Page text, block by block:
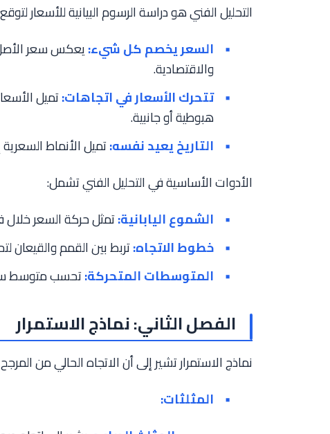
التحليل الفني هو دراسة الرسوم البيانية للأسعار
السعر يخصم كل شيء:يعكس سعر الأصل
والاقتصادية.
تتحرك الأسعار في اتجاهات:تميل
هبوطية أو جانبية.
التاريخ يعيد نفسه:تميل الأنماط السعرية
الأدوات الأساسية في التحليل الفني تشمل:
الشموع اليابانية:تمثل حركة السعر خلال
خطوط الاتجاه:تربط بين القمم والقيعان
المتوسطات المتحركة:تحسب متوسط
الفصل الثاني: نماذج الاستمرار
نماذج الاستمرار تشير إلى أن الاتجاه الحالي من
المثلثات: